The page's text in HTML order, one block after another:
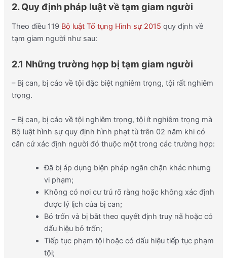
2. Quy định pháp luật về tạm giam người
Theo điều 119 Bộ luật Tố tụng Hình sự 2015 quy định về
tạm giam người như sau:
2.1 Những trường hợp bị tạm giam người
– Bị can, bị cáo về tội đặc biệt nghiêm trọng, tội rất nghiêm
trọng.
– Bị can, bị cáo về tội nghiêm trọng, tội ít nghiêm trọng mà
Bộ luật hình sự quy định hình phạt tù trên 02 năm khi có
căn cứ xác định người đó thuộc một trong các trường hợp:
Đã bị áp dụng biện pháp ngăn chặn khác nhưng
vi phạm;
Không có nơi cư trú rõ ràng hoặc không xác định
được lý lịch của bị can;
Bỏ trốn và bị bắt theo quyết định truy nã hoặc có
dấu hiệu bỏ trốn;
Tiếp tục phạm tội hoặc có dấu hiệu tiếp tục phạm
tội;